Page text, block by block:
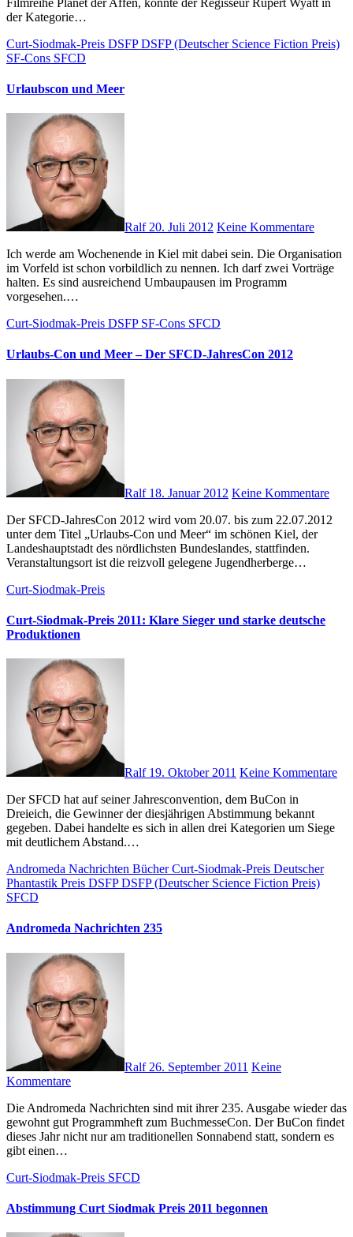
der Kategorie…
Curt-Siodmak-Preis DSFPDSFP (Deutscher Science Fiction Preis)
SF-Cons SFCD
Urlaubscon und Meer
Ralf 20. Juli 2012 Keine Kommentare
Ich werde am Wochenende in Kiel mit dabei sein. Die Organisation
im Vorfeld ist schon vorbildlich zu nennen. Ich darf zwei Vorträge
halten. Es sind ausreichend Umbaupausen im Programm
vorgesehen.…
Curt-Siodmak-Preis DSFP SF-Cons SFCD
Urlaubs-Con und Meer – Der SFCD-JahresCon 2012
Ralf 18. Januar 2012 Keine Kommentare
Der SFCD-JahresCon 2012 wird vom 20.07. bis zum 22.07.2012
unter dem Titel „Urlaubs-Con und Meer“ im schönen Kiel, der
Landeshauptstadt des nördlichsten Bundeslandes, stattfinden.
Veranstaltungsort ist die reizvoll gelegene Jugendherberge…
Curt-Siodmak-Preis
Curt-Siodmak-Preis 2011: Klare Sieger und starke deutsche
Produktionen
Ralf 19. Oktober 2011 Keine Kommentare
Der SFCD hat auf seiner Jahresconvention, dem BuCon in
Dreieich, die Gewinner der diesjährigen Abstimmung bekannt
gegeben. Dabei handelte es sich in allen drei Kategorien um Siege
mit deutlichem Abstand.…
Andromeda Nachrichten BücherCurt-Siodmak-Preis Deutscher
Phantastik Preis DSFPDSFP (Deutscher Science Fiction Preis)
SFCD
Andromeda Nachrichten 235
Ralf 26. September 2011 Keine
Kommentare
Die Andromeda Nachrichten sind mit ihrer 235. Ausgabe wieder das
gewohnt gut Programmheft zum BuchmesseCon. Der BuCon findet
dieses Jahr nicht nur am traditionellen Sonnabend statt, sondern es
gibt einen…
Curt-Siodmak-Preis SFCD
Abstimmung Curt Siodmak Preis 2011 begonnen